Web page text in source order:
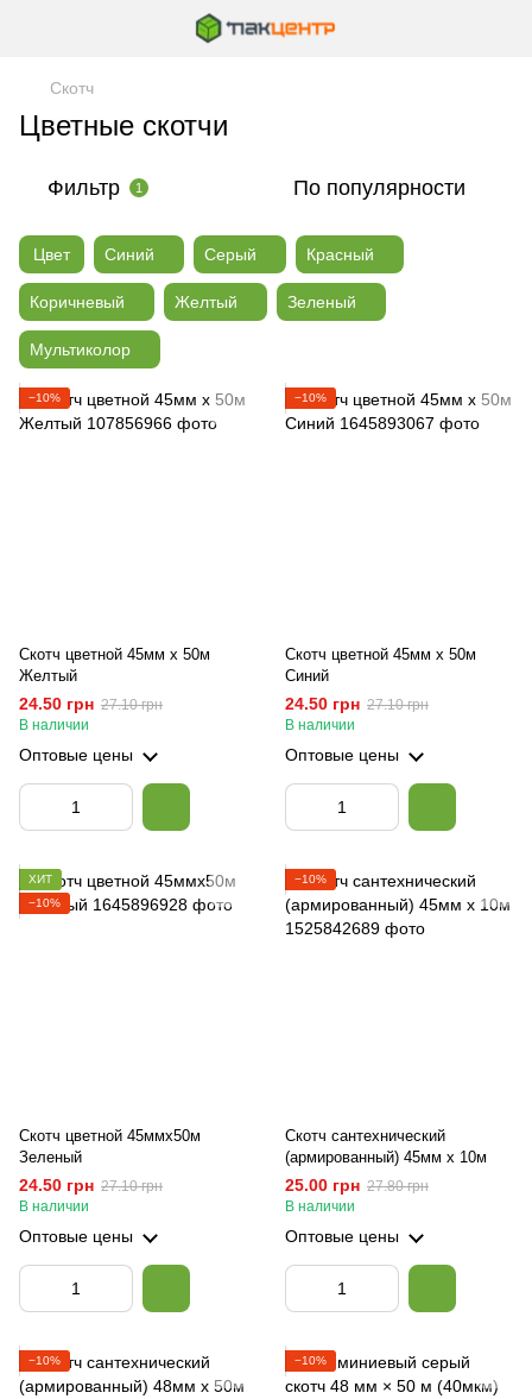
Скотч
Цветные скотчи
Фильтр 1 По популярности
Цвет Синий Серый Красный
Коричневый Желтый Зеленый
Мультиколор
−10%
Скотч цветной 45мм х 50м
Желтый
24.50 грн 27.10 грн
В наличии
Оптовые цены
−10%
Скотч цветной 45мм х 50м
Синий
24.50 грн 27.10 грн
В наличии
Оптовые цены
ХИТ
−10%
Скотч цветной 45ммх50м
Зеленый
24.50 грн 27.10 грн
В наличии
Оптовые цены
−10%
Скотч сантехнический
(армированный) 45мм х 10м
25.00 грн 27.80 грн
В наличии
Оптовые цены
−10% −10%